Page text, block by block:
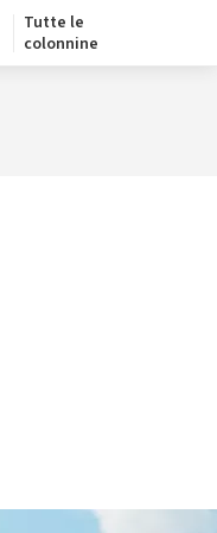
Tutte le
colonnine